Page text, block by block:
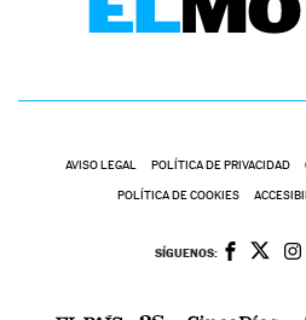
AVISO LEGAL POLÍTICA DE PRIVACIDAD
POLÍTICA DE COOKIES
SÍGUENOS: